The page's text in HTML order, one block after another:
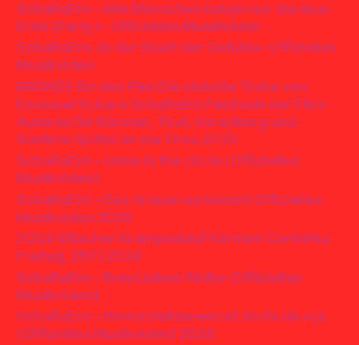
SchaRaEm – Alle Menschen haben nur die eine
Erde (Party) – Offizielles Musikvideo
SchaRaEm -In der Stadt der Gefühle- Offizielles
Musikvideo
BRONZE für den Film Die eiskalte Truhe von
Emanuel Schara SchaRaEm Festivals der Film-
Autoren für Kärnten, Tirol, Vorarlberg und
Südtirol Spittal an der Drau 2025
SchaRaEm – come in the circle (Offizielles
Musikvideo)
SchaRaEm – Das Grauen es kommt Offizielles
Musikvideo 2025
2024 Villacher Krampuslauf Kärnten Carinthia
Freitag, 29.11.2024
SchaRaEm – Rote Liebes Wolke (Offizielles
Musikvideo)
SchaRaEm – House Halloween ist da da da o ja
(Offizielles Musikvideo) 2024